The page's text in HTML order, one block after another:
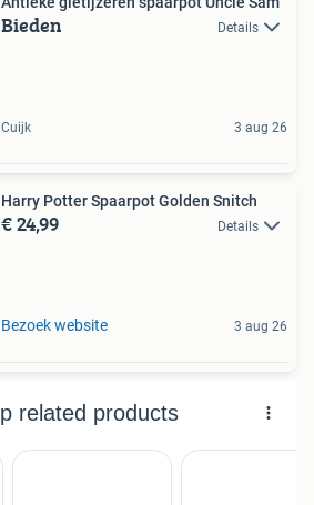
Bieden Details
Cuijk 3 aug 26
Harry Potter Spaarpot Golden Snitch
€ 24,99 Details
Bezoek website 3 aug 26